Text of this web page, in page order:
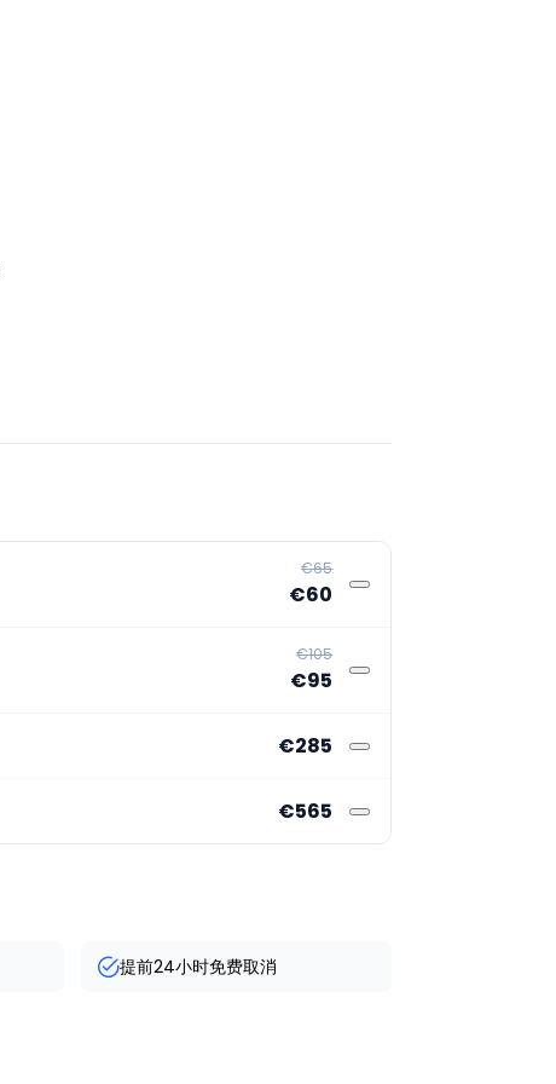
€65
€60
€105
€95
€285
€565
提前24小时免费取消